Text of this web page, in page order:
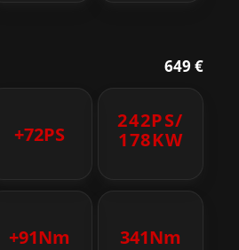
649 €
+72PS
242PS/
178KW
+91Nm 341Nm